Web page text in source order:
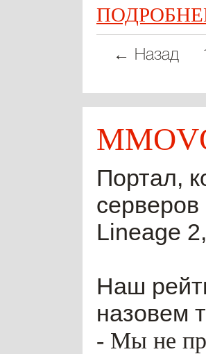
← Назад
Портал,
Lineage
Наш
назовем
- Мы не